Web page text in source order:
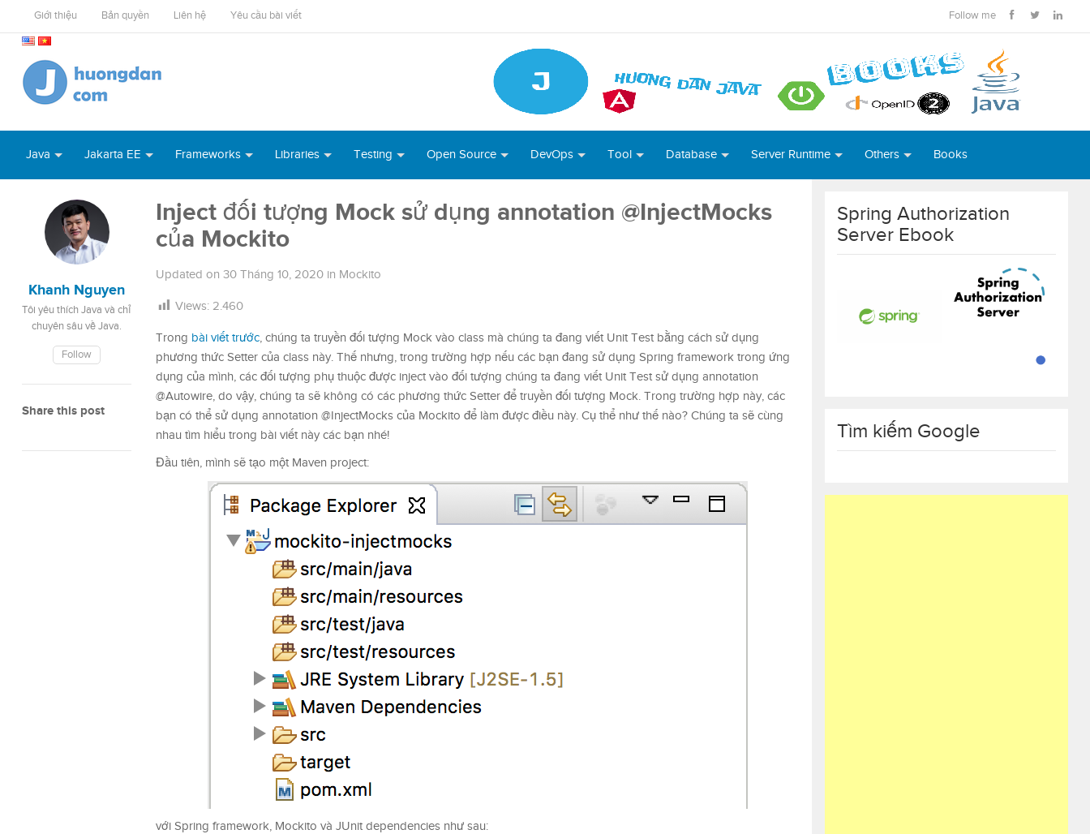
Giới thiệu Bản quyền Liên hệ Yêu cầu bài viết Follow me
Java Jakarta EE Frameworks Libraries Testing Open Source DevOps Tool Database Server Runtime Others Books
Khanh Nguyen
Tôi yêu thích Java và chỉ
chuyên sâu về Java.
Follow
Share this post
Inject đối tượng Mock sử dụng annotation @InjectMocks
của Mockito
Updated on 30 Tháng 10, 2020 in Mockito
Views: 2.460
Trong bài viết trước, chúng ta truyền đối tượng Mock vào class mà chúng ta đang viết Unit Test bằng cách sử dụng
phương thức Setter của class này. Thế nhưng, trong trường hợp nếu các bạn đang sử dụng Spring framework trong ứng
dụng của mình, các đối tượng phụ thuộc được inject vào đối tượng chúng ta đang viết Unit Test sử dụng annotation
@Autowire, do vậy, chúng ta sẽ không có các phương thức Setter để truyền đối tượng Mock. Trong trường hợp này, các
bạn có thể sử dụng annotation @InjectMocks của Mockito để làm được điều này. Cụ thể như thế nào? Chúng ta sẽ cùng
nhau tìm hiểu trong bài viết này các bạn nhé!
Đầu tiên, mình sẽ tạo một Maven project:
với Spring framework, Mockito và JUnit dependencies như sau:
Spring Authorization
Server Ebook
Tìm kiếm Google